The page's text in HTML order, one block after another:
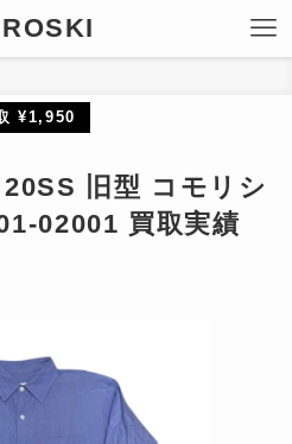
¥1,950
旧型 コモリシ
02001 買取実績